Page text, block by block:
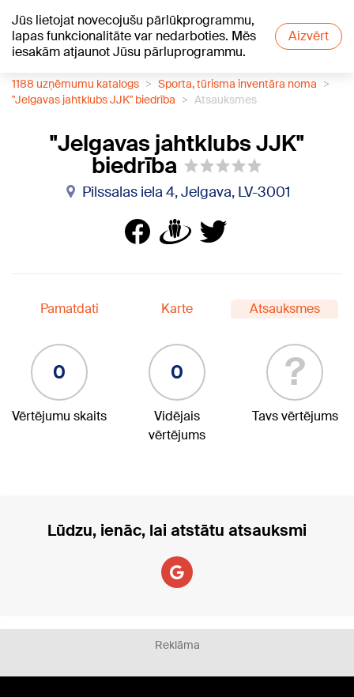
Jūs lietojat novecojušu pārlūkprogrammu,
lapas funkcionalitāte var nedarboties. Mēs
iesakām atjaunot Jūsu pārluprogrammu.
Aizvērt
+13°C
1188 uzņēmumu katalogs
Sporta, tūrisma inventāra noma
"Jelgavas jahtklubs JJK" biedrība
Atsauksmes
"Jelgavas jahtklubs JJK"
biedrība
Pilssalas iela 4, Jelgava, LV-3001
Pamatdati Karte Atsauksmes
0
Vērtējumu skaits
0
Vidējais
vērtējums
?
Tavs vērtējums
Lūdzu, ienāc, lai atstātu atsauksmi
Reklāma